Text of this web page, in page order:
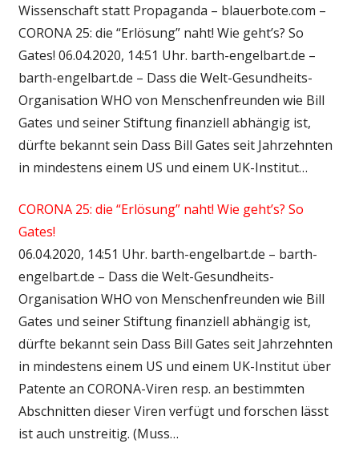
Wissenschaft statt Propaganda – blauerbote.com –
CORONA 25: die “Erlösung” naht! Wie geht’s? So
Gates! 06.04.2020, 14:51 Uhr. barth-engelbart.de –
barth-engelbart.de – Dass die Welt-Gesundheits-
Organisation WHO von Menschenfreunden wie Bill
Gates und seiner Stiftung finanziell abhängig ist,
dürfte bekannt sein Dass Bill Gates seit Jahrzehnten
in mindestens einem US und einem UK-Institut…
CORONA 25: die “Erlösung” naht! Wie geht’s? So
Gates!
06.04.2020, 14:51 Uhr. barth-engelbart.de – barth-
engelbart.de – Dass die Welt-Gesundheits-
Organisation WHO von Menschenfreunden wie Bill
Gates und seiner Stiftung finanziell abhängig ist,
dürfte bekannt sein Dass Bill Gates seit Jahrzehnten
in mindestens einem US und einem UK-Institut über
Patente an CORONA-Viren resp. an bestimmten
Abschnitten dieser Viren verfügt und forschen lässt
ist auch unstreitig. (Muss…